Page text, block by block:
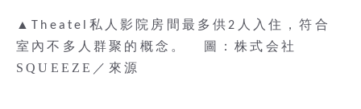
▲ Theatel私人影院房間最多供2人入住，符合
室內不多人群聚的概念。
圖：株式会社
SQUEEZE／來源